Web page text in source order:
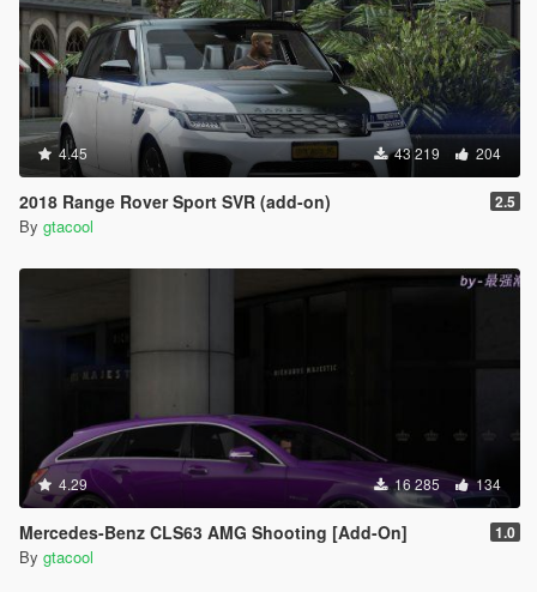
4.45 43 219 204
2018 Range Rover Sport SVR (add-on) 2.5
By gtacool
4.29 16 285 134
Mercedes-Benz CLS63 AMG Shooting [Add-On] 1.0
By gtacool